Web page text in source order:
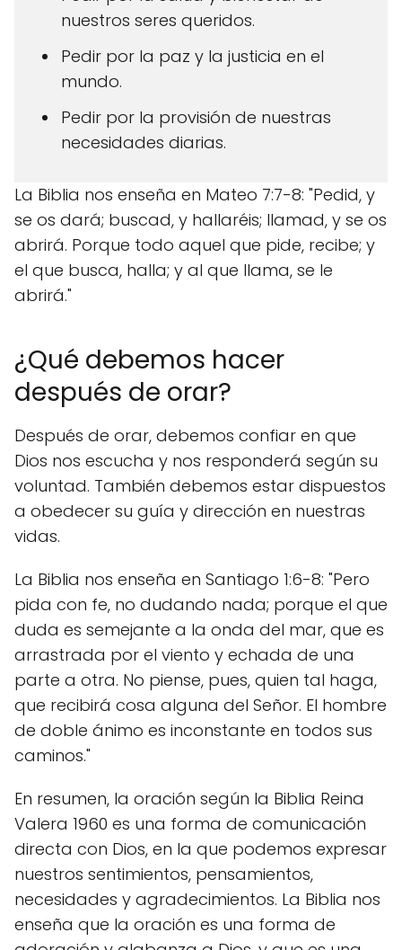
nuestros seres queridos.
Pedir por la paz y la justicia en el
mundo.
Pedir por la provisión de nuestras
necesidades diarias.
La Biblia nos enseña en Mateo 7:7-8: "Pedid, y
se os dará; buscad, y hallaréis; llamad, y se os
abrirá. Porque todo aquel que pide, recibe; y
el que busca, halla; y al que llama, se le
abrirá."
¿Qué debemos hacer
después de orar?
Después de orar, debemos confiar en que
Dios nos escucha y nos responderá según su
voluntad. También debemos estar dispuestos
a obedecer su guía y dirección en nuestras
vidas.
La Biblia nos enseña en Santiago 1:6-8: "Pero
pida con fe, no dudando nada; porque el que
duda es semejante a la onda del mar, que es
arrastrada por el viento y echada de una
parte a otra. No piense, pues, quien tal haga,
que recibirá cosa alguna del Señor. El hombre
de doble ánimo es inconstante en todos sus
caminos."
En resumen, la oración según la Biblia Reina
Valera 1960 es una forma de comunicación
directa con Dios, en la que podemos expresar
nuestros sentimientos, pensamientos,
necesidades y agradecimientos. La Biblia nos
enseña que la oración es una forma de